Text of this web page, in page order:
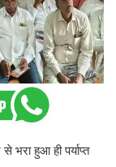
भरा हुआ ही पर्याप्त